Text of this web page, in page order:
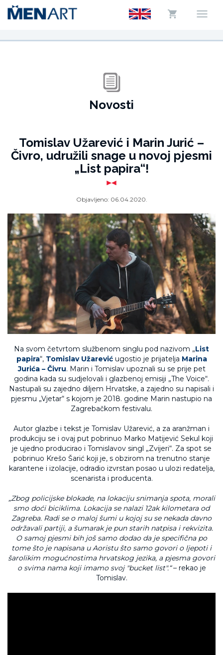
Novosti
Tomislav Užarević i Marin Jurić –
Čivro, udružili snage u novoj pjesmi
„List papira“!
Objavljeno: 06.04.2020.
Na svom četvrtom službenom singlu pod nazivom „List
papira“, Tomislav Užarevićugostio je prijatelja Marina
Jurića – Čivru. Marin i Tomislav upoznali su se prije pet
godina kada su sudjelovali i glazbenoj emisiji „The Voice“.
Nastupali su zajedno diljem Hrvatske, a zajedno su napisali i
pjesmu „Vjetar“ s kojom je 2018. godine Marin nastupio na
Zagrebačkom festivalu.
Autor glazbe i tekst je Tomislav Užarević, a za aranžman i
produkciju se i ovaj put pobrinuo Marko Matijević Sekul koji
je ujedno producirao i Tomislavov singl „Zvijeri“. Za spot se
pobrinuo Krešo Šarić koji je, s obzirom na trenutno stanje
karantene i izolacije, odradio izvrstan posao u ulozi redatelja,
scenarista i producenta.
„Zbog policijske blokade, na lokaciju snimanja spota, morali
smo doći biciklima. Lokacija se nalazi 12ak kilometara od
Zagreba. Radi se o maloj šumi u kojoj su se nekada davno
održavali partiji, a šumarak je pun starih natpisa i rekvizita.
O samoj pjesmi bih još samo dodao da je specifična po
tome što je napisana u Aoristu što samo govori o ljepoti i
šarolikim mogućnostima hrvatskog jezika, a pjesma govori
o svima nama koji imamo svoj "bucket list".“– rekao je
Tomislav.